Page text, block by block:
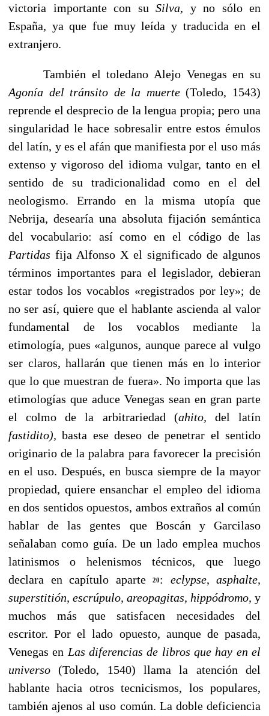
victo­ria importante con su Silva, y no sólo en
España, ya que fue muy leída y traducida en el
extranjero.
También el toledano Alejo Venegas en su
Agonía del trán­sito de la muerte(Toledo, 1543)
reprende el desprecio de la lengua propia; pero una
singularidad le hace sobresalir entre estos émulos
del latín, y es el afán que manifiesta por el uso más
extenso y vigoroso del idioma vulgar, tanto en el
sentido de su tradicionalidad como en el del
neologis­mo. Errando en la misma utopía que
Nebrija, desearía una absoluta fijación semántica
del vocabulario: así como en el código de las
Partidas fija Alfonso X el significado de algu­nos
términos importantes para el legislador, debieran
es­tar todos los vocablos «registrados por ley»; de
no ser así, quiere que el hablante ascienda al valor
fundamental de los vocablos mediante la
etimología, pues «algunos, aunque parece al vulgo
ser claros, hallarán que tienen más en lo interior
que lo que muestran de fuera». No importa que las
etimologías que aduce Venegas sean en gran parte
el col­mo de la arbitrariedad (ahito, del latín
fastidito),basta ese deseo de penetrar el sentido
originario de la palabra para favorecer la precisión
en el uso. Después, en busca siem­pre de la mayor
propiedad, quiere ensanchar el empleo del idioma
en dos sentidos opuestos, ambos extraños al común
hablar de las gentes que Boscán y Garcilaso
señalaban como guía. De un lado emplea muchos
latinismos o helenismos técnicos, que luego
declara en capítulo aparte
20: eclypse, asphalte,
superstitión, escrúpulo, areopagitas, hippódromo, y
mu­chos más que satisfacen necesidades del
escritor. Por el lado opuesto, aunque de pasada,
Venegas en Las diferencias de libros que hay en el
universo(Toledo, 1540) llama la atención del
hablante hacia otros tecnicismos, los populares,
también ajenos al uso común. La doble deficiencia